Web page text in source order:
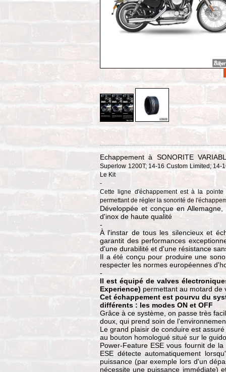
Echappement à SONORITE
Superlow 1200T; 14-16 Custom Limited; 14-
Le Kit
-
Cette ligne d'échappement est à la
permettant de régler la sonorité de
Développée et conçue en
d'inox de haute qualité
-
À l'instar de tous les silencieux et
garantit des performances
d'une durabilité et d'une résistance
Il a été conçu pour produire une
respecter les normes européennes
-
Il est équipé de valves
Experience) permettant au motard de
Cet échappement est pourvu du
différents : les modes ON et OFF
Grâce à ce système, on passe très
doux, qui prend soin de
Le grand plaisir de conduire est
au bouton homologué situé sur le
Power-Feature ESE vous fournit de
ESE détecte automatiquement
puissance (par exemple lors d'un
nécessite une puissance immédiate)